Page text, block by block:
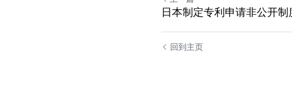
日本制定专利申请非公开
回到主页